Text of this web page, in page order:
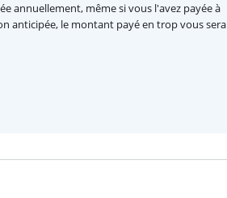
annuellement, même si vous l'avez payée à
anticipée, le montant payé en trop vous sera